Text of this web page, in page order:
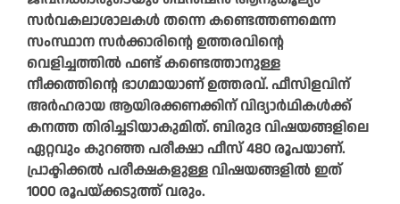
സർവകലാശാലകൾ തന്നെ കണ്ടെത്തണമെന്ന
സംസ്ഥാന സർക്കാരിന്റെ ഉത്തരവിന്റെ
വെളിച്ചത്തിൽ ഫണ്ട് കണ്ടെത്താനുള്ള
നീക്കത്തിന്റെ ഭാഗമായാണ് ഉത്തരവ്. ഫീസിളവിന്
അർഹരായ ആയിരക്കണക്കിന് വിദ്യാർഥികൾക്ക്
കനത്ത തിരിച്ചടിയാകുമിത്. ബിരുദ വിഷയങ്ങളിലെ
ഏറ്റവും കുറഞ്ഞ പരീക്ഷാ ഫീസ് 480 രൂപയാണ്.
പ്രാക്ടിക്കൽ പരീക്ഷകളുള്ള വിഷയങ്ങളിൽ ഇത്
1000 രൂപയ്ക്കടുത്ത് വരും.